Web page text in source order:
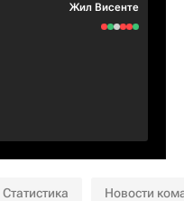
Жил Висенте
Статистика Новости